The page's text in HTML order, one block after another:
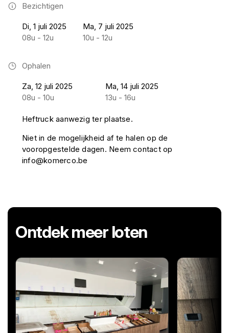
Bezichtigen
Di, 1 juli 2025
08u - 12u
Ma, 7 juli 2025
10u - 12u
Ophalen
Za, 12 juli 2025
08u - 10u
Ma, 14 juli 2025
13u - 16u
Heftruck aanwezig ter plaatse.
Niet in de mogelijkheid af te halen op de
vooropgestelde dagen. Neem contact op
info@komerco.be
Ontdek meer loten